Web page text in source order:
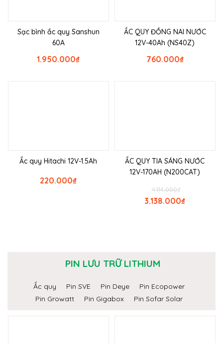
Sạc bình ắc quy Sanshun
60A
₫
1.950.000
ẮC QUY ĐỒNG NAI NƯỚC
12V-40Ah (NS40Z)
₫
760.000
Ắc quy Hitachi 12V-1.5Ah
₫
220.000
ẮC QUY TIA SÁNG NƯỚC
12V-170AH (N200CAT)
₫
4.114.000
₫
3.138.000
PIN LƯU TRỮ LITHIUM
Ắc quy Pin SVE Pin Deye
Pin Ecopower
Pin Growatt
Pin Gigabox Pin Sofar Solar